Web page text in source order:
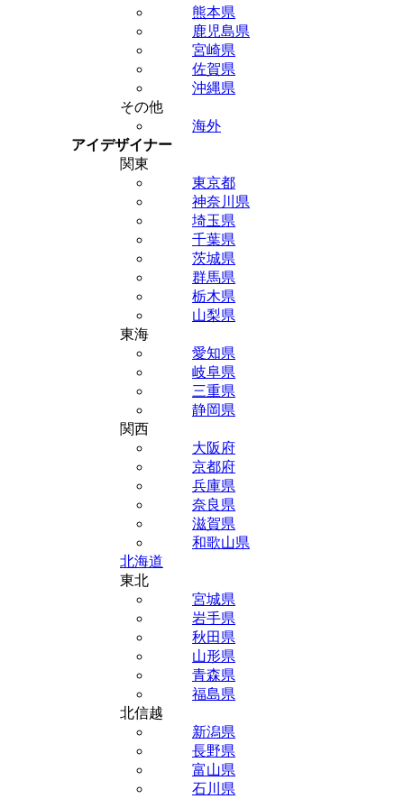
熊本県
鹿児島県
宮崎県
佐賀県
沖縄県
その他
海外
アイデザイナー
関東
東京都
神奈川県
埼玉県
千葉県
茨城県
群馬県
栃木県
山梨県
東海
愛知県
岐阜県
三重県
静岡県
関西
大阪府
京都府
兵庫県
奈良県
滋賀県
和歌山県
北海道
東北
宮城県
岩手県
秋田県
山形県
青森県
福島県
北信越
新潟県
長野県
富山県
石川県